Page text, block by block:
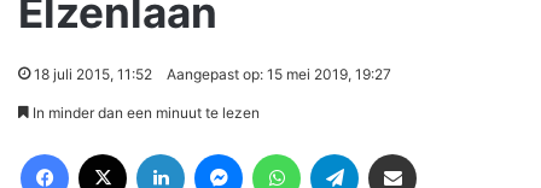
Elzenlaan
18 juli 2015, 11:52 Aangepast op: 15 mei 2019, 19:27
In minder dan een minuut te lezen